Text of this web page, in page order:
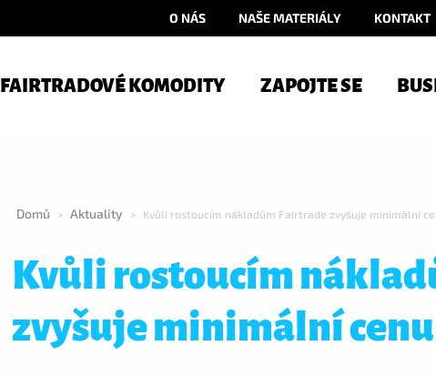
O NÁS NAŠE MATERIÁLY KONTAKT
FAIRTRADOVÉ KOMODITY ZAPOJTE SE
Domů > Aktuality > Kvůli rostoucím nákladům Fairtrade zvyšuje minimální
Kvůli rostoucím
zvyšuje minimální